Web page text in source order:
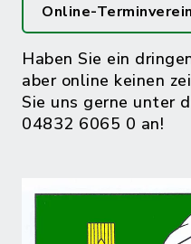
Online-
Haben Sie ein
aber online keinen
Sie uns gerne unter
04832 6065 0 an!